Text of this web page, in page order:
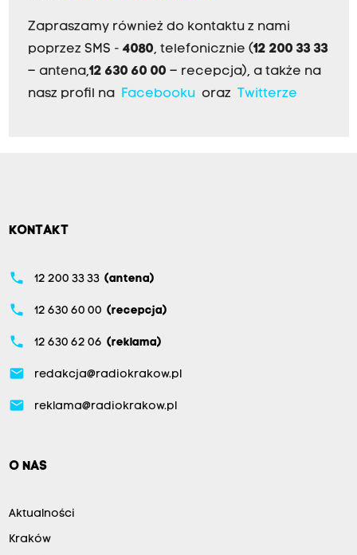
Zapraszamy również do kontaktu z nami
poprzez SMS - 4080, telefonicznie (12 200 33 33
– antena,12 630 60 00 – recepcja), a także na
nasz profil na Facebookuoraz Twitterze
KONTAKT
phone 12 200 33 33 (antena)
phone 12 630 60 00 (recepcja)
phone 12 630 62 06 (reklama)
email redakcja@radiokrakow.pl
email reklama@radiokrakow.pl
O NAS
Aktualności
Kraków